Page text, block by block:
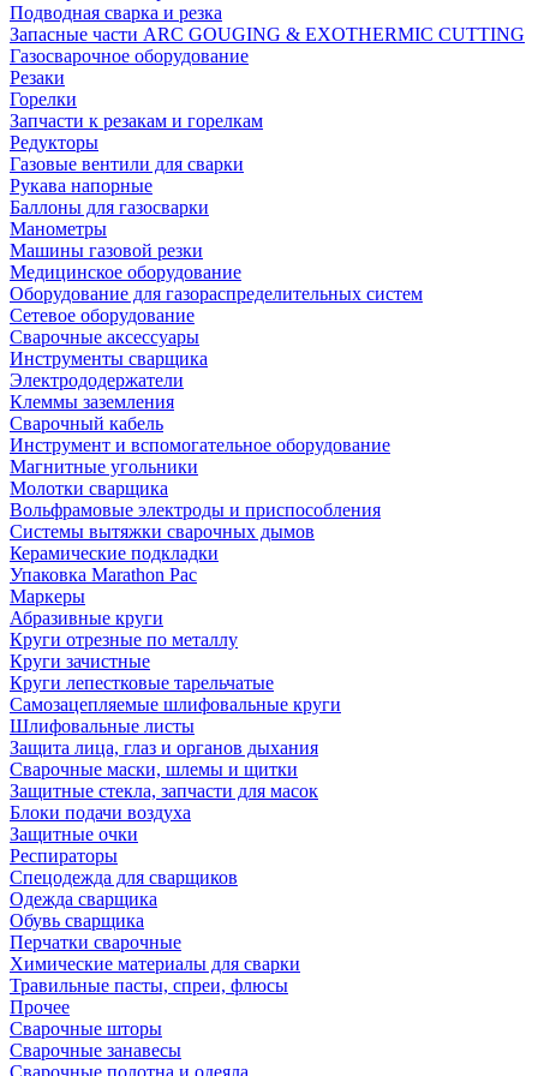
Подводная сварка и резка
Запасные части ARC GOUGING & EXOTHERMIC CUTTING
Газосварочное оборудование
Резаки
Горелки
Запчасти к резакам и горелкам
Редукторы
Газовые вентили для сварки
Рукава напорные
Баллоны для газосварки
Манометры
Машины газовой резки
Медицинское оборудование
Оборудование для газораспределительных систем
Сетевое оборудование
Сварочные аксессуары
Инструменты сварщика
Электрододержатели
Клеммы заземления
Сварочный кабель
Инструмент и вспомогательное оборудование
Магнитные угольники
Молотки сварщика
Вольфрамовые электроды и приспособления
Системы вытяжки сварочных дымов
Керамические подкладки
Упаковка Marathon Pac
Маркеры
Абразивные круги
Круги отрезные по металлу
Круги зачистные
Круги лепестковые тарельчатые
Самозацепляемые шлифовальные круги
Шлифовальные листы
Защита лица, глаз и органов дыхания
Сварочные маски, шлемы и щитки
Защитные стекла, запчасти для масок
Блоки подачи воздуха
Защитные очки
Респираторы
Спецодежда для сварщиков
Одежда сварщика
Обувь сварщика
Перчатки сварочные
Химические материалы для сварки
Травильные пасты, спреи, флюсы
Прочее
Сварочные шторы
Сварочные занавесы
Сварочные полотна и одеяла